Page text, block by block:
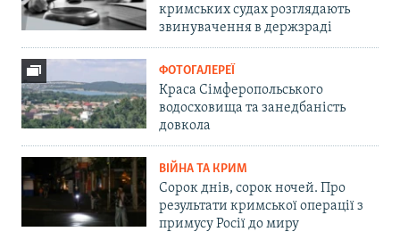
кримських судах розглядають
звинувачення в держзраді
ФОТОГАЛЕРЕЇ
Краса Сімферопольського
водосховища та занедбаність
довкола
ВІЙНА ТА КРИМ
Сорок днів, сорок ночей. Про
результати кримської операції з
примусу Росії до миру